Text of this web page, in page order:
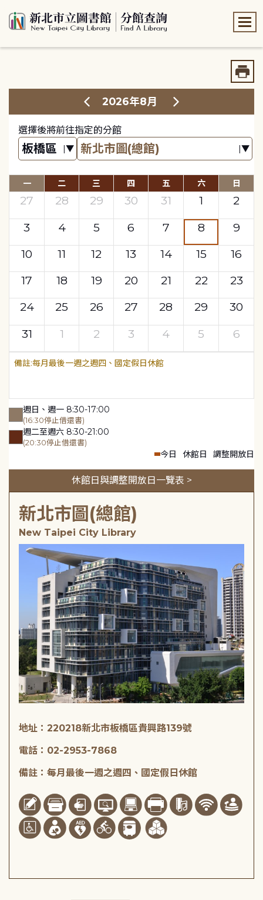
2026年8月
選擇後將前往指定的分館
一 二 三 四 五 六 日
27 28 29 30 31 1
2
3
4 5 6 7 8
9
10
11 12 13 14 15
16
17
18 19 20 21 22
23
24
25 26 27 28 29
30
31
1 2 3 4 5 6
每月最後一週之週四、國定假日休館
週日、週一 8:30-17:00
(16:30停止借還書)
週二至週六 8:30-21:00
(20:30停止借還書)
今日 休館日 調整開放日
休館日與調整開放日一覽表 >
新北市圖(總館)
New Taipei City Library
地址：220218新北市板橋區貴興路139號
電話：02-2953-7868
備註：每月最後一週之週四、國定假日休館